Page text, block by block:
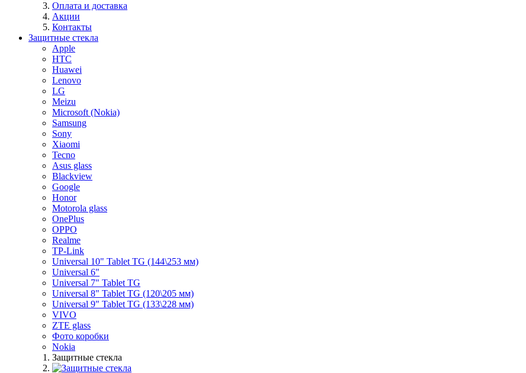
Оплата и доставка
Акции
Контакты
Защитные стекла
Apple
HTC
Huawei
Lenovo
LG
Meizu
Microsoft (Nokia)
Samsung
Sony
Xiaomi
Tecno
Asus glass
Blackview
Google
Honor
Motorola glass
OnePlus
OPPO
Realme
TP-Link
Universal 10" Tablet TG (144\253 мм)
Universal 6"
Universal 7" Tablet TG
Universal 8" Tablet TG (120\205 мм)
Universal 9" Tablet TG (133\228 мм)
VIVO
ZTE glass
Фото коробки
Nokia
Защитные стекла